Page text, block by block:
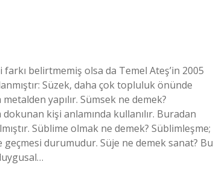
belirtmemiş olsa da Temel Ateş’in 2005
Süzek, daha çok topluluk önünde
yapılır. Sümsek ne demek?
kişi anlamında kullanılır. Buradan
Süblime olmak ne demek? Süblimleşme;
geçmesi durumudur. Süje ne demek sanat? Bu